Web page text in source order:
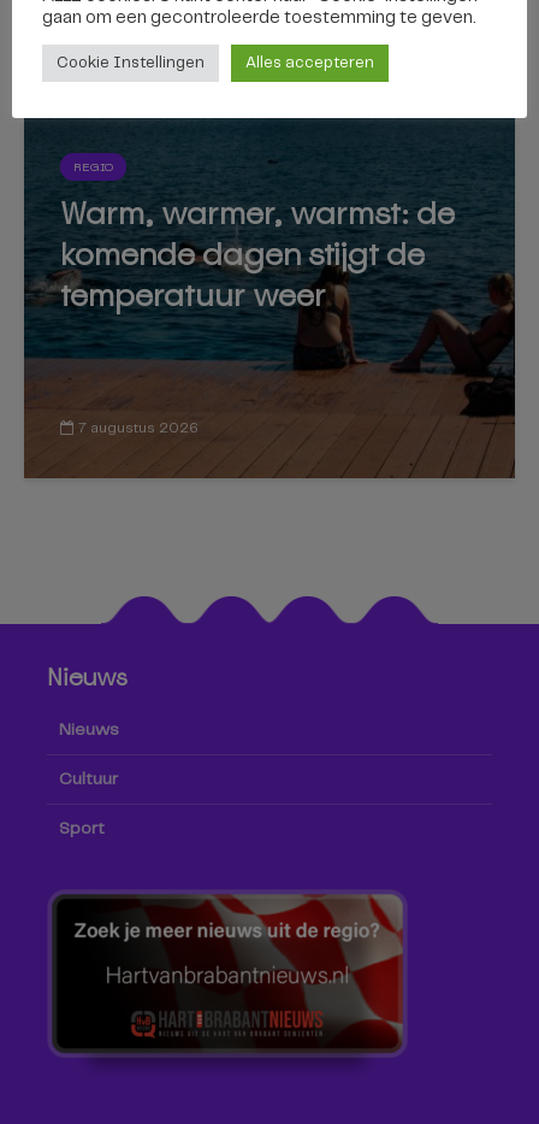
7 augustus 2026
REGIO
Warm, warmer, warmst: de
komende dagen stijgt de
temperatuur weer
7 augustus 2026
Nieuws
Nieuws
Cultuur
Sport
gaan om een ​​gecontroleerde toestemming te geven.
Cookie Instellingen Alles accepteren